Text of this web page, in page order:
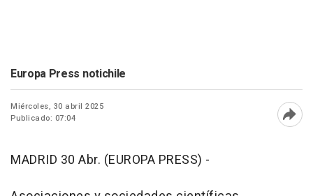
Europa Press notichile
Miércoles, 30 abril 2025
Publicado: 07:04
MADRID 30 Abr. (EUROPA PRESS) -